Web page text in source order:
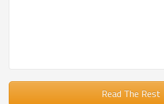
Read The Rest